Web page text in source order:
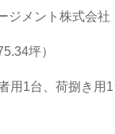
ジメント株式会社
坪）
用1台、荷捌き用